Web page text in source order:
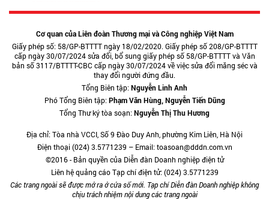
Cơ quan của Liên đoàn Thương mại và Công nghiệp Việt Nam
Giấy phép số: 58/GP-BTTTT ngày 18/02/2020. Giấy phép số 208/GP-BTTTT
cấp ngày 30/07/2024 sửa đổi, bổ sung giấy phép số 58/GP-BTTTT và Văn
bản số 3117/BTTTT-CBC cấp ngày 30/07/2024 về việc sửa đổi măng séc và
thay đổi người đứng đầu.
Tổng Biên tập:Nguyễn Linh Anh
Phó Tổng Biên tập:Phạm Văn Hùng, Nguyễn Tiến Dũng
Tổng Thư ký tòa soạn:Nguyễn Thị Thu Hương
Địa chỉ: Tòa nhà VCCI, Số 9 Đào Duy Anh, phường Kim Liên, Hà Nội
Điện thoại (024) 3.5771239 – Email: toasoan@dddn.com.vn
©2016 - Bản quyền của Diễn đàn Doanh nghiệp điện tử
Liên hệ quảng cáo Tạp chí điện tử: (024) 3.5771239
Các trang ngoài sẽ được mở ra ở cửa sổ mới. Tạp chí Diễn đàn Doanh nghiệp không
chịu trách nhiệm nội dung các trang ngoài